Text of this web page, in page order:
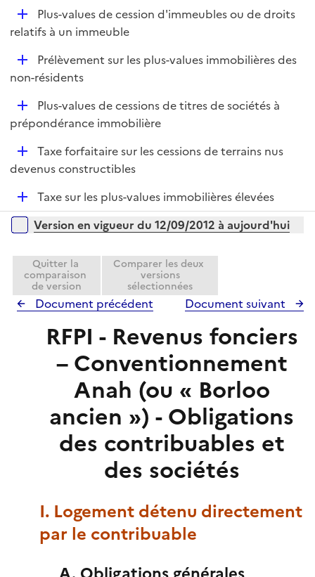
l
D
é
i
Plus-values de cession d'immeubles ou de droits
relatifs à un immeuble
D
é
i
Prélèvement sur les plus-values immobilières des
non-résidents
D
é
i
Plus-values de cessions de titres de sociétés à
prépondérance immobilière
D
é
e
r
Taxe forfaitaire sur les cessions de terrains nus
devenus constructibles
D
é
p
e
r
Taxe sur les plus-values immobilières élevées
Versions sur la période
Version en vigueur du 12/09/2012 à aujourd'hui
Quitter la
comparaison
de version
Comparer les deux
versions
sélectionnées
Document précédent Document suivant
RFPI - Revenus fonciers
– Conventionnement
Anah (ou « Borloo
ancien ») - Obligations
des contribuables et
des sociétés
I. Logement détenu directement
par le contribuable